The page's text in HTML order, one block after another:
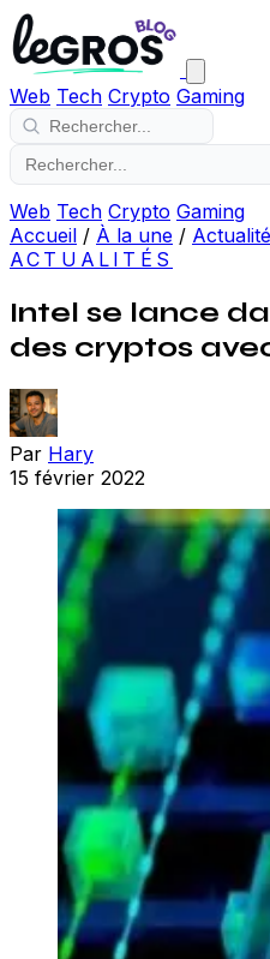
Web Tech Crypto Gaming
Web Tech Crypto Gaming
Accueil / À la une /
ACTUALITÉS
Intel se lance
des cryptos
Par Hary
15 février 2022